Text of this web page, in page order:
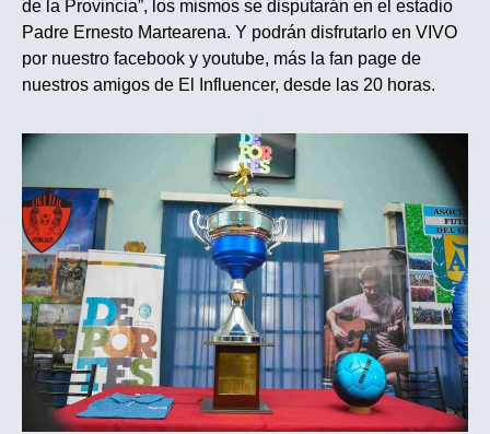
de la Provincia”, los mismos se disputarán en el estadio
Padre Ernesto Martearena. Y podrán disfrutarlo en VIVO
por nuestro facebook y youtube, más la fan page de
nuestros amigos de El Influencer, desde las 20 horas.